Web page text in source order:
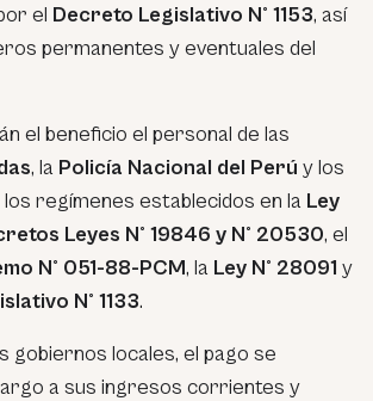
el Decreto Legislativo N° 1153, así
permanentes y eventuales del
el beneficio el personal de las
, la Policía Nacional del Perú y los
regímenes establecidos en la Ley
Leyes N° 19846 y N° 20530, el
N° 051-88-PCM, la Ley N° 28091 y
N° 1133.
gobiernos locales, el pago se
a sus ingresos corrientes y